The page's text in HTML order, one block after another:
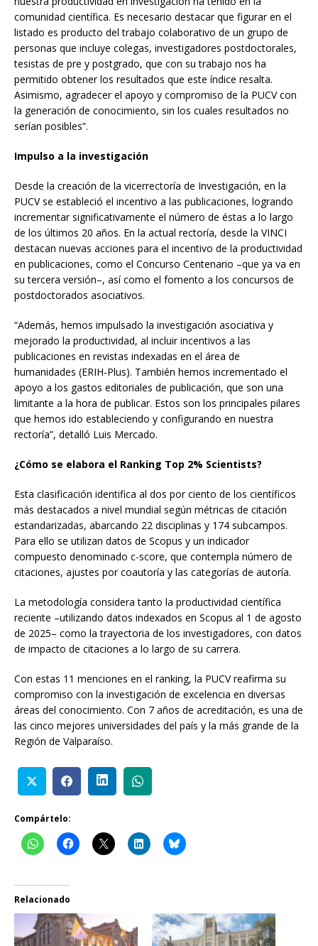
comunidad científica. Es necesario destacar que figurar en el
listado es producto del trabajo colaborativo de un grupo de
personas que incluye colegas, investigadores postdoctorales,
tesistas de pre y postgrado, que con su trabajo nos ha
permitido obtener los resultados que este índice resalta.
Asimismo, agradecer el apoyo y compromiso de la PUCV con
la generación de conocimiento, sin los cuales resultados no
serían posibles”.
Impulso a la investigación
Desde la creación de la vicerrectoría de Investigación, en la
PUCV se estableció el incentivo a las publicaciones, logrando
incrementar significativamente el número de éstas a lo largo
de los últimos 20 años. En la actual rectoría, desde la VINCI
destacan nuevas acciones para el incentivo de la productividad
en publicaciones, como el Concurso Centenario –que ya va en
su tercera versión–, así como el fomento a los concursos de
postdoctorados asociativos.
“Además, hemos impulsado la investigación asociativa y
mejorado la productividad, al incluir incentivos a las
publicaciones en revistas indexadas en el área de
humanidades (ERIH-Plus). También hemos incrementado el
apoyo a los gastos editoriales de publicación, que son una
limitante a la hora de publicar. Estos son los principales pilares
que hemos ido estableciendo y configurando en nuestra
rectoría”, detalló Luis Mercado.
¿Cómo se elabora el Ranking Top 2% Scientists?
Esta clasificación identifica al dos por ciento de los científicos
más destacados a nivel mundial según métricas de citación
estandarizadas, abarcando 22 disciplinas y 174 subcampos.
Para ello se utilizan datos de Scopus y un indicador
compuesto denominado c-score, que contempla número de
citaciones, ajustes por coautoría y las categorías de autoría.
La metodología considera tanto la productividad científica
reciente –utilizando datos indexados en Scopus al 1 de agosto
de 2025– como la trayectoria de los investigadores, con datos
de impacto de citaciones a lo largo de su carrera.
Con estas 11 menciones en el ranking, la PUCV reafirma su
compromiso con la investigación de excelencia en diversas
áreas del conocimiento. Con 7 años de acreditación, es una de
las cinco mejores universidades del país y la más grande de la
Región de Valparaíso.
Compártelo:
Relacionado